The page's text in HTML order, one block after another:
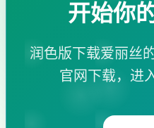
开始你
润色版下载爱丽丝
官网下载，进